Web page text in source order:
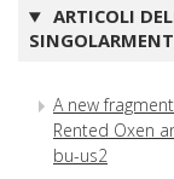
ARTICOLI
A new
Rented Oxen
bu-us2